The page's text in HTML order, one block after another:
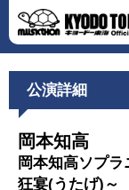
公演詳細
岡本知高
岡本知高ソプ
狂宴(うたげ)～